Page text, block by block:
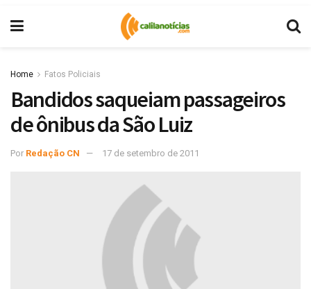
Home Fatos Policiais
Bandidos saqueiam passageiros
de ônibus da São Luiz
Por Redação CN 17 de setembro de 2011